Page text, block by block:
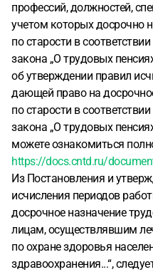
профессий, должностей,
учетом которых досрочно
по старости в
закона „О трудовых
об утверждении правил
дающей право на
по старости в
закона „О трудовых
можете ознакомиться
https://docs.cntd.ru/
Из Постановления и
исчисления периодов
досрочное назначение
лицам, осуществлявшим
по охране здоровья
здравоохранения...“,